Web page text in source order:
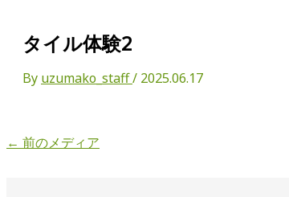
タイル体験2
By uzumako_staff/ 2025.06.17
← 前のメディア